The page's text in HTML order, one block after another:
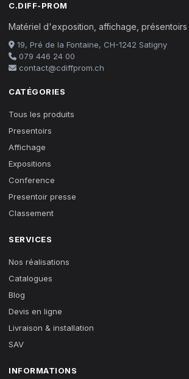
C.DIFF-PROM
Matériel d'exposition, affichage, présentoirs
19, Pré de la Fontaine, CH-1242 Satigny
079 446 24 00
contact@cdiffprom.ch
CATÉGORIES
Tous les produits
Presentoirs
Affichage
Expositions
Conference
Presentoir presse
Classement
SERVICES
Nos réalisations
Catalogues
Blog
Devis en ligne
Livraison & installation
SAV
INFORMATIONS